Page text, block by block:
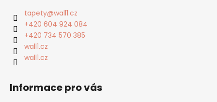
tapety@wall1.cz
+420 604 924 084
+420 734 570 385
wall1.cz
wall1.cz
Informace pro vás